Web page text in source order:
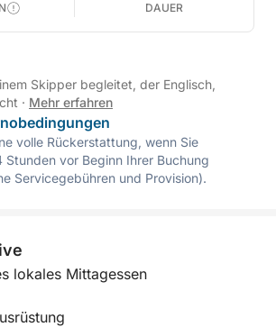
DAUER
Skipper begleitet, der Englisch,
· Mehr erfahren
volle Rückerstattung, wenn Sie
Stunden vor Beginn Ihrer Buchung
Servicegebühren und Provision).
lokales Mittagessen